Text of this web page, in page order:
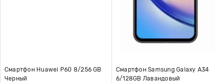
Смартфон Huawei P60 8/256 GB
Черный
Смартфон Samsung Galaxy A34
6/128GB Лавандовый